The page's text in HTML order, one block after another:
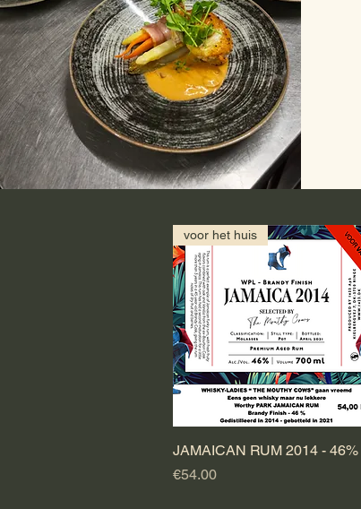
Quick View
voor het huis
JAMAICAN RUM 2014 - 46%
Price
€54.00